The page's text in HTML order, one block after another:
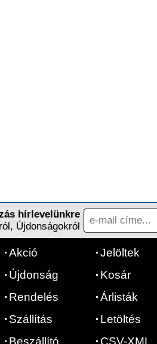
hírlevelünkre
Újdonságokról
Akció
Újdonság
Rendelés
Szállítás
Beszállító
Jelöltek
Kosár
Árlisták
Letöltés
CSV-XML